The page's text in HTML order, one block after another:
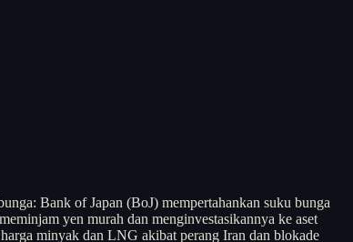
Bank of Japan (BoJ) mempertahankan suku bunga
yen murah dan menginvestasikannya ke aset
minyak dan LNG akibat perang Iran dan blokade